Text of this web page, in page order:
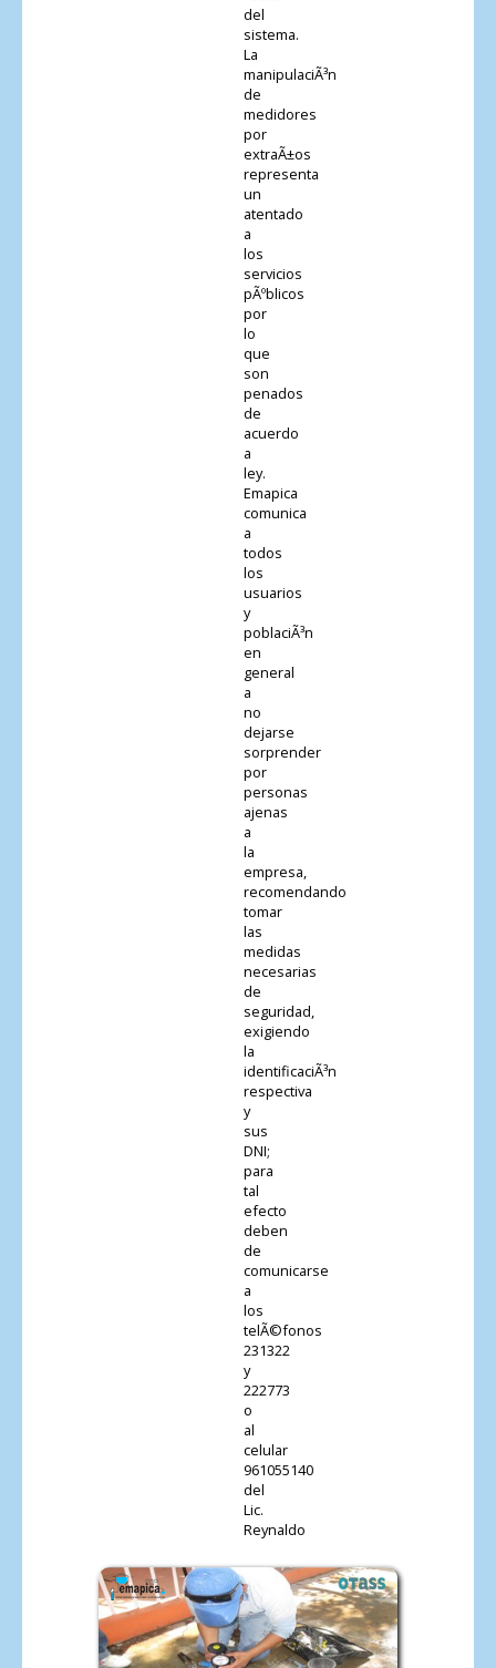
del
sistema.
La
manipulaciÃ³n
de
medidores
por
extraÃ±os
representa
un
atentado
a
los
servicios
pÃºblicos
por
lo
que
son
penados
de
acuerdo
a
ley.
Emapica
comunica
a
todos
los
usuarios
y
poblaciÃ³n
en
general
a
no
dejarse
sorprender
por
personas
ajenas
a
la
empresa,
recomendando
tomar
las
medidas
necesarias
de
seguridad,
exigiendo
la
identificaciÃ³n
respectiva
y
sus
DNI;
para
tal
efecto
deben
de
comunicarse
a
los
telÃ©fonos
231322
y
222773
o
al
celular
961055140
del
Lic.
Reynaldo